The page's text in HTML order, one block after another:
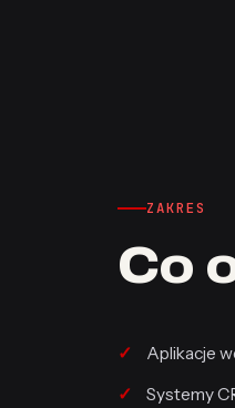
ZAKRES
Co
Aplikacje
Systemy